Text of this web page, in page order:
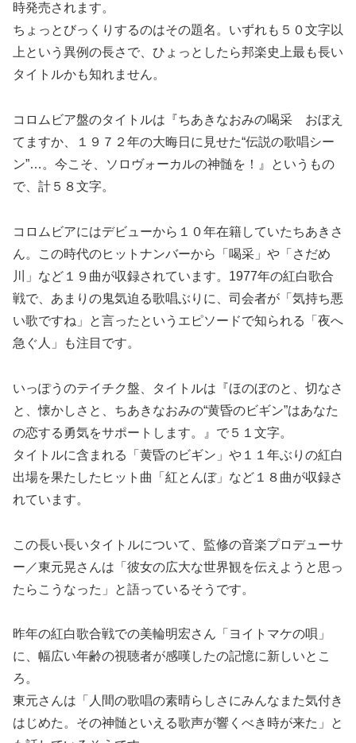
時発売されます。
ちょっとびっくりするのはその題名。いずれも５０文字以
上という異例の長さで、ひょっとしたら邦楽史上最も長い
タイトルかも知れません。
コロムビア盤のタイトルは『ちあきなおみの喝采 おぼえ
てますか、１９７２年の大晦日に見せた“伝説の歌唱シー
ン”…。今こそ、ソロヴォーカルの神髄を！』というもの
で、計５８文字。
コロムビアにはデビューから１０年在籍していたちあきさ
ん。この時代のヒットナンバーから「喝采」や「さだめ
川」など１９曲が収録されています。1977年の紅白歌合
戦で、あまりの鬼気迫る歌唱ぶりに、司会者が「気持ち悪
い歌ですね」と言ったというエピソードで知られる「夜へ
急ぐ人」も注目です。
いっぽうのテイチク盤、タイトルは『ほのぼのと、切なさ
と、懐かしさと、ちあきなおみの“黄昏のビギン”はあなた
の恋する勇気をサポートします。』で５１文字。
タイトルに含まれる「黄昏のビギン」や１１年ぶりの紅白
出場を果たしたヒット曲「紅とんぼ」など１８曲が収録さ
れています。
この長い長いタイトルについて、監修の音楽プロデューサ
ー／東元晃さんは「彼女の広大な世界観を伝えようと思っ
たらこうなった」と語っているそうです。
昨年の紅白歌合戦での美輪明宏さん「ヨイトマケの唄」
に、幅広い年齢の視聴者が感嘆したの記憶に新しいとこ
ろ。
東元さんは「人間の歌唱の素晴らしさにみんなまた気付き
はじめた。その神髄といえる歌声が響くべき時が来た」と